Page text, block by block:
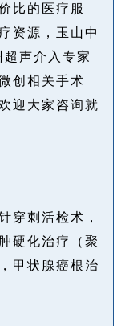
比的医疗服
资源，玉山中
超声介入专家
创相关手术
迎大家咨询就
穿刺活检术，
硬化治疗（聚
甲状腺癌根治